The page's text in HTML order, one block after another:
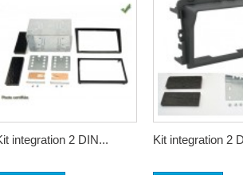
integration 2 DIN... Kit integration 2